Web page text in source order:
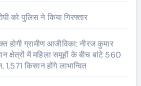
को पुलिस ने किया गिरफ्तार
होगी ग्रामीण आजीविका: नीरज कुमार
क्षेत्रों में महिला समूहों के बीच बांटे 560
किसान होंगे लाभान्वित